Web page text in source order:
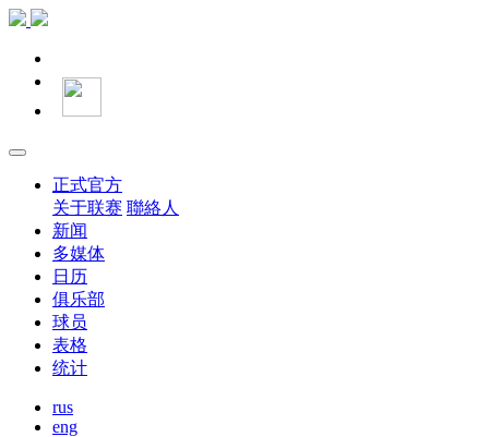
正式官方
关于联赛 聯絡人
新闻
多媒体
日历
俱乐部
球员
表格
统计
rus
eng